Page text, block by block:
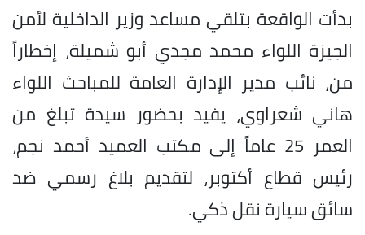
بدأت الواقعة بتلقي مساعد وزير الداخلية لأمن
الجيزة اللواء محمد مجدي أبو شميلة، إخطاراً
من، نائب مدير الإدارة العامة للمباحث اللواء
هاني شعراوي، يفيد بحضور سيدة تبلغ من
العمر 25 عاماً إلى مكتب العميد أحمد نجم،
رئيس قطاع أكتوبر، لتقديم بلاغ رسمي ضد
سائق سيارة نقل ذكي.